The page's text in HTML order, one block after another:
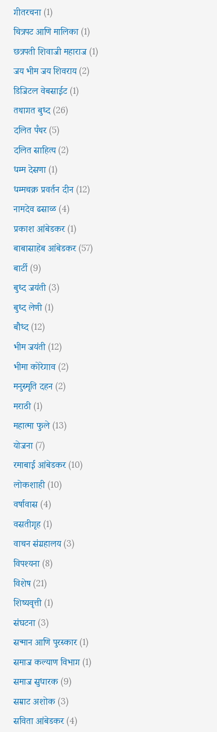
गीतरचना(1)
चित्रपट आणि मालिका(1)
छत्रपती शिवाजी महाराज(1)
जय भीम जय शिवराय(2)
डिजिटल वेबसाईट(1)
तथागत बुध्द(26)
दलित पँथर(5)
दलित साहित्य(2)
धम्म देसणा(1)
धम्मचक्र प्रवर्तन दीन(12)
नामदेव ढसाळ(4)
प्रकाश आंबेडकर(1)
बाबासाहेब आंबेडकर(57)
बार्टी(9)
बुध्द जयंती(3)
बुध्द लेणी(1)
बौध्द(12)
भीम जयंती(12)
भीमा कोरेगाव(2)
मनुस्मृति दहन(2)
मराठी(1)
महात्मा फुले(13)
योजना(7)
रमाबाई आंबेडकर(10)
लोकशाही(10)
वर्षावास(4)
वसतीगृह(1)
वाचन संग्रहालय(3)
विपश्यना(8)
विशेष(21)
शिष्यवृत्ती(1)
संघटना(3)
सन्मान आणि पुरस्कार(1)
समाज कल्याण विभाग(1)
समाज सुधारक(9)
सम्राट अशोक(3)
सविता आंबेडकर(4)